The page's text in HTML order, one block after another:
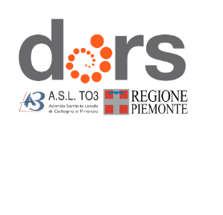
Vai
al
contenuto